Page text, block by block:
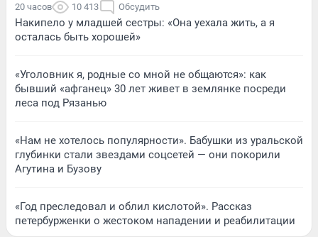
20 часов 10 413 Обсудить
Накипело у младшей сестры: «Она уехала жить, а я
осталась быть хорошей»
«Уголовник я, родные со мной не общаются»: как
бывший «афганец» 30 лет живет в землянке посреди
леса под Рязанью
«Нам не хотелось популярности». Бабушки из уральской
глубинки стали звездами соцсетей — они покорили
Агутина и Бузову
«Год преследовал и облил кислотой». Рассказ
петербурженки о жестоком нападении и реабилитации